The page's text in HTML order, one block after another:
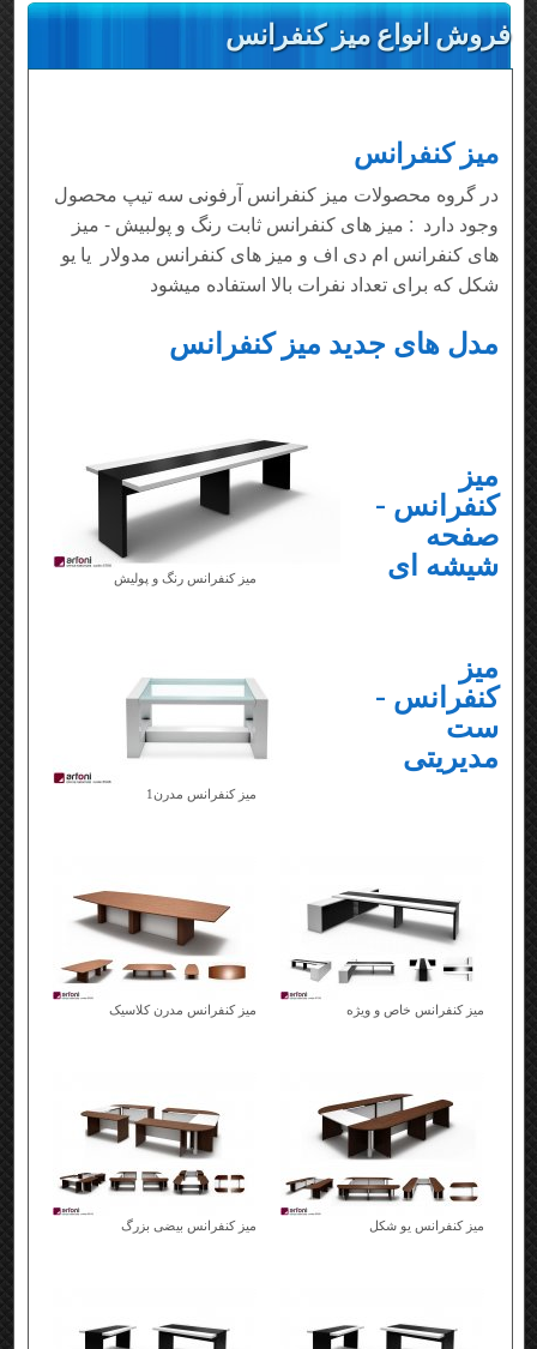
فروش انواع میز کنفرانس
میز کنفرانس
در گروه محصولات میز کنفرانس آرفونی سه تیپ محصول
وجود دارد : میز های کنفرانس ثابت رنگ و پولبیش - میز
های کنفرانس ام دی اف و میز های کنفرانس مدولار یا یو
شکل که برای تعداد نفرات بالا استفاده میشود
مدل های جدید میز کنفرانس
میز کنفرانس رنگ و پولیش
میز کنفرانس مدرن1
میز کنفرانس مدرن کلاسیک میز کنفرانس خاص و ویژه
میز کنفرانس بیضی بزرگ میز کنفرانس یو شکل
میز
کنفرانس -
صفحه
شیشه ای
میز
کنفرانس -
ست
مدیریتی